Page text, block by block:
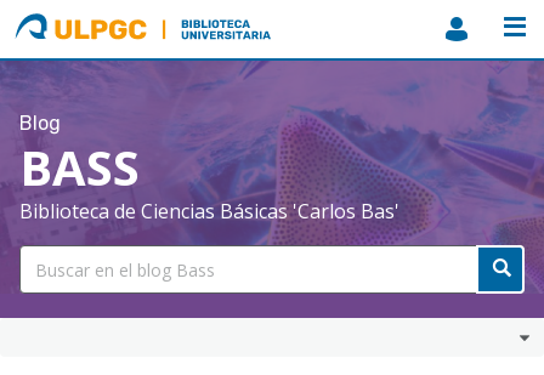
ULPGC
Biblioteca
ULPGC
Blog
BASS
Biblioteca de Ciencias Básicas 'Carlos Bas'